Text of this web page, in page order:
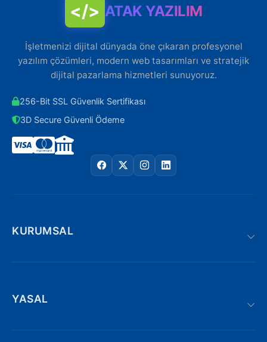
</> ATAK YAZILIM
İşletmenizi dijital dünyada öne çıkaran profesyonel
yazılım çözümleri, modern web tasarımları ve stratejik
dijital pazarlama hizmetleri sunuyoruz.
256-Bit SSL Güvenlik Sertifikası
3D Secure Güvenli Ödeme
KURUMSAL
YASAL